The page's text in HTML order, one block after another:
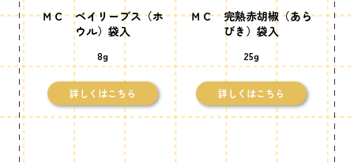
ＭＣ ベイリーブス（ホ
ウル）袋入
8g
詳しくはこちら
ＭＣ 完熟赤胡椒（あら
びき）袋入
25g
詳しくはこちら